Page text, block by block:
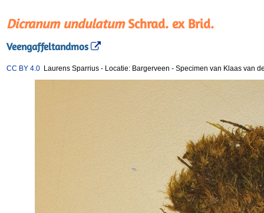
Dicranum undulatumSchrad. ex Brid.
Veengaffeltandmos
CC BY 4.0 Laurens Sparrius - Locatie: Bargerveen - Specimen van Klaas van